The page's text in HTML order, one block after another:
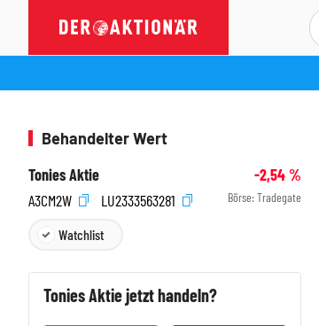
Behandelter Wert
Tonies Aktie
-2,54%
A3CM2W
LU2333563281 Börse: Tradegate
Watchlist
ToniesAktie jetzt handeln?